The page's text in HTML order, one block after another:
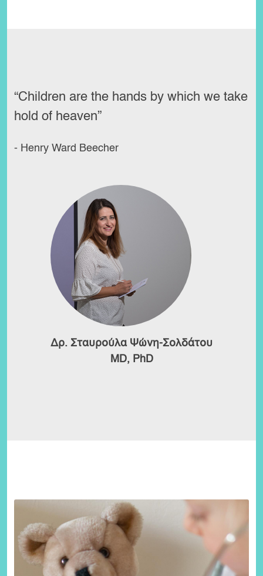
“Children are the hands by which we take
hold of heaven”
- Henry Ward Beecher
Δρ. Σταυρούλα Ψώνη-Σολδάτου
MD, PhD